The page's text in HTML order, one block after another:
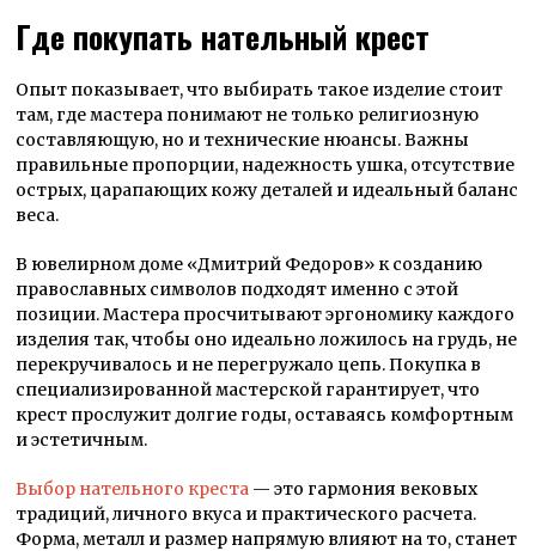
Где покупать нательный крест
Опыт показывает, что выбирать такое изделие стоит
там, где мастера понимают не только религиозную
составляющую, но и технические нюансы. Важны
правильные пропорции, надежность ушка, отсутствие
острых, царапающих кожу деталей и идеальный баланс
веса.
В ювелирном доме «Дмитрий Федоров» к созданию
православных символов подходят именно с этой
позиции. Мастера просчитывают эргономику каждого
изделия так, чтобы оно идеально ложилось на грудь, не
перекручивалось и не перегружало цепь. Покупка в
специализированной мастерской гарантирует, что
крест прослужит долгие годы, оставаясь комфортным
и эстетичным.
Выбор нательного креста — это гармония вековых
традиций, личного вкуса и практического расчета.
Форма, металл и размер напрямую влияют на то, станет